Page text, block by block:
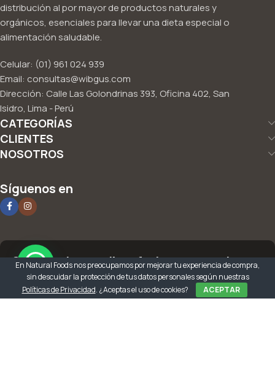
distribución al por mayor de productos naturales y
orgánicos, esenciales para llevar una dieta especial o
alimentación saludable.
Celular: (01) 961 024 939
Email: consultas@wibgus.com
Dirección: Calle Las Golondrinas 393, Oficina 402, San
Isidro, Lima - Perú
CATEGORÍAS
CLIENTES
NOSOTROS
Síguenos en
Suscríbete y recibe ofertas, promociones
y más!
Sé el primero en enterarte. Suscríbete a Wibgus!
En Natural Foods nos preocupamos por mejorar tu experiencia de compra,
sin descuidar la protección de tus datos personales según nuestras
Políticas de Privacidad. ¿Aceptas el uso de cookies? ACEPTAR